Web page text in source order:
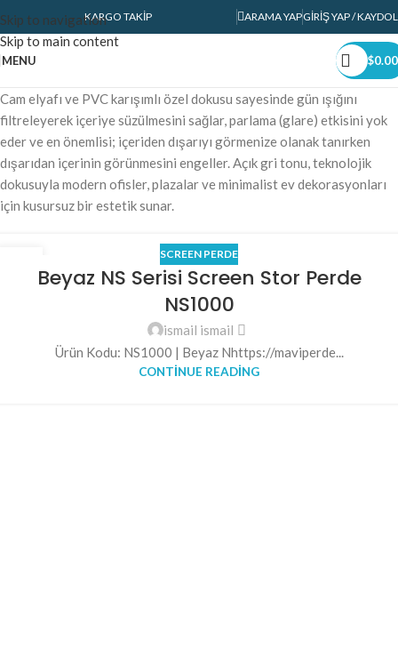
Skip to navigation
Skip to main content
KARGO TAKIP ARAMA YAPGIRIŞ YAP / KAYDOL
MENU $0.00
Cam elyafı ve PVC karışımlı özel dokusu sayesinde gün ışığını
filtreleyerek içeriye süzülmesini sağlar, parlama (glare) etkisini yok
eder ve en önemlisi; içeriden dışarıyı görmenize olanak tanırken
dışarıdan içerinin görünmesini engeller. Açık gri tonu, teknolojik
dokusuyla modern ofisler, plazalar ve minimalist ev dekorasyonları
için kusursuz bir estetik sunar.
SCREEN PERDE
Beyaz NS Serisi Screen Stor Perde
NS1000
ismail ismail
Ürün Kodu: NS1000 | Beyaz Nhttps://maviperde...
CONTINUE READING